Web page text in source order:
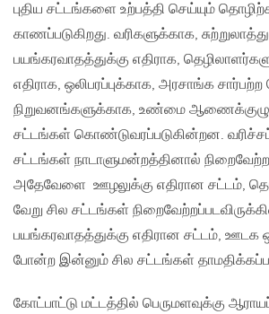
புதிய சட்டங்களை உற்பத்தி செய்யும்
காணப்படுகிறது. வரிகளுக்காக,
பயங்கரவாதத்துக்கு எதிராக,
எதிராக, ஒலிபரப்புக்காக, அரசாங்க
நிறுவனங்களுக்காக, உண்மை
சட்டங்கள் கொண்டுவரப்படுகின்றன.
சட்டங்கள் நாடாளுமன்றத்தினால்
அதேவேளை ஊழலுக்கு எதிரான சட்டம்,
வேறு சில சட்டங்கள்
பயங்கரவாதத்துக்கு எதிரான சட்டம், ஊடக
போன்ற இன்னும் சில சட்டங்கள்
கோட்பாட்டு மட்டத்தில் பெருமளவுக்கு